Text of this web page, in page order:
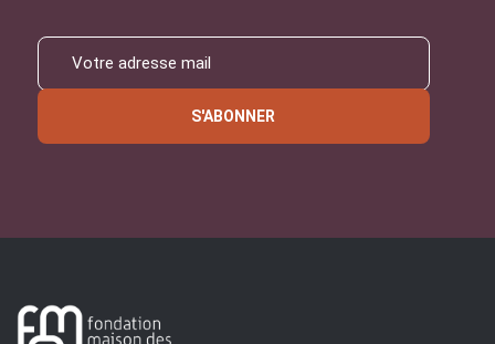
S'ABONNER